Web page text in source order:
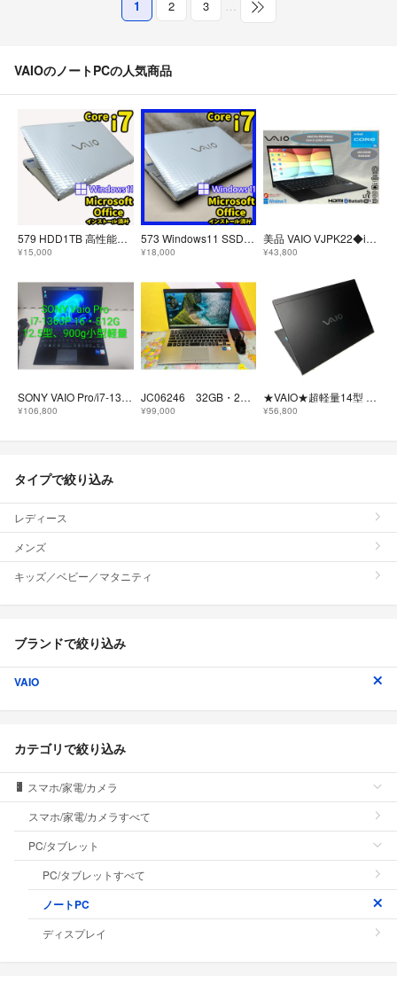
1 2 3 …
VAIOのノートPCの人気商品
579 HDD1TB 高性能Corei7 Win11 VAIOノートパソコン
¥15,000
573 Windows11 SSD240GBノートパソコン オフィス付き
¥18,000
美品 VAIO VJPK22◆i5 1235U+SSD256GB 14型 軽量 LTE Win11Pro+Office2021
¥43,800
SONY VAIO Pro/i7-1360P/16・512G/12.5型900g
¥106,800
JC06246 32GB・2TB i7 美品 VAIO VJPK21 14型 超軽量 ノートPC office2024 大容量
¥99,000
★VAIO★超軽量14型 12世代i5 メモリ16GB フルHD ノートパソコン
¥56,800
タイプで絞り込み
レディース
メンズ
キッズ／ベビー／マタニティ
ブランドで絞り込み
VAIO
カテゴリで絞り込み
スマホ/家電/カメラ
スマホ/家電/カメラすべて
PC/タブレット
PC/タブレットすべて
ノートPC
ディスプレイ